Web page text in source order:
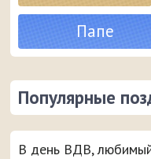
Папе
Популярные
В день ВДВ,